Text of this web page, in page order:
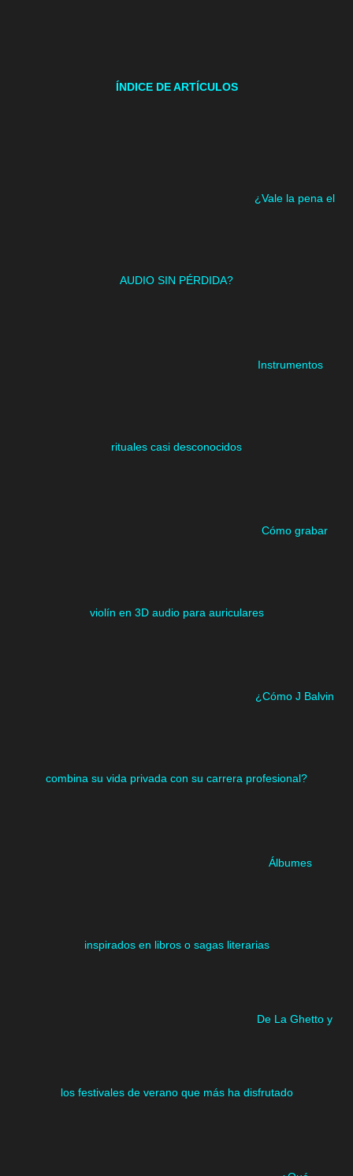
ÍNDICE DE ARTÍCULOS
¿Vale la pena el
AUDIO SIN PÉRDIDA?
Instrumentos
rituales casi desconocidos
Cómo grabar
violín en 3D audio para auriculares
¿Cómo J Balvin
combina su vida privada con su carrera profesional?
Álbumes
inspirados en libros o sagas literarias
De La Ghetto y
los festivales de verano que más ha disfrutado